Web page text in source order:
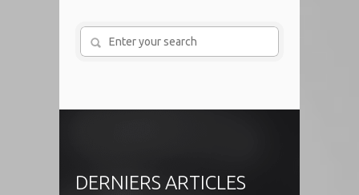
DERNIERS ARTICLES